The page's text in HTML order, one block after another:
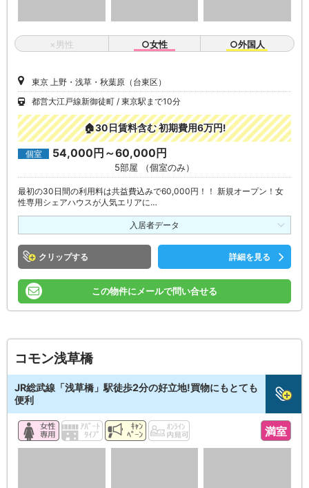
×男性 ○女性 ○外国人
東京 上野・浅草・秋葉原（台東区）
都営大江戸線新御徒町
東京駅まで10分
🏠30日賃料含む 初期費用6万円!
個室 54,000円～60,000円
5部屋 （個室のみ）
最初の30日間の利用料は共益費込みで60,000円！！ 新規オープン！女
性専用シェアハウスが人気エリアに…
入居者データ
クリップ 詳細を見る
この物件にメールで問い合せる
コモン浅草橋
JR総武線「浅草橋」駅徒歩2分の好立地!買物にもとても
便利
満室